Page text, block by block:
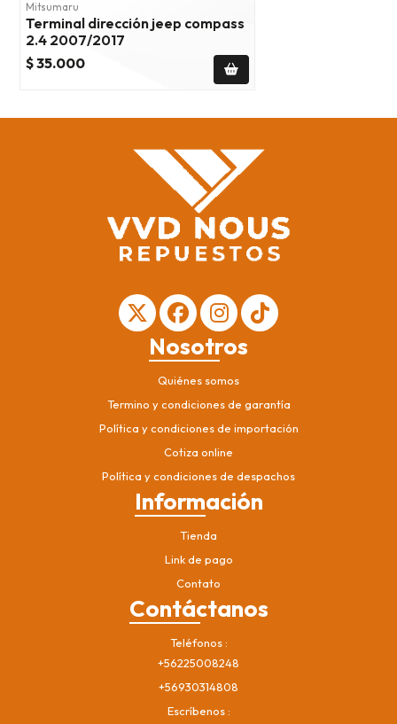
Mitsumaru
Terminal dirección jeep compass
2.4 2007/2017
$ 35.000
Nosotros
Quiénes somos
Termino y condiciones de garantía
Política y condiciones de importación
Cotiza online
Política y condiciones de despachos
Información
Tienda
Link de pago
Contato
Contáctanos
Teléfonos
+56225008248
+56930314808
Escríbenos